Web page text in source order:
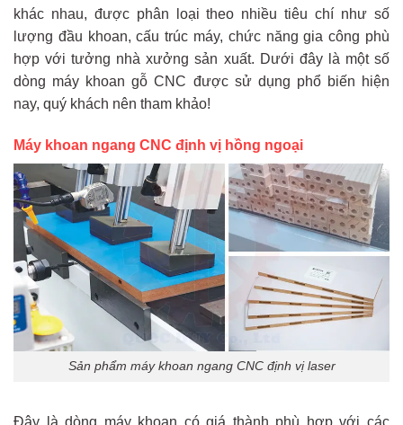
khác nhau, được phân loại theo nhiều tiêu chí như số
lượng đầu khoan, cấu trúc máy, chức năng gia công phù
hợp với tưởng nhà xưởng sản xuất. Dưới đây là một số
dòng máy khoan gỗ CNC được sử dụng phổ biến hiện
nay, quý khách nên tham khảo!
Máy khoan ngang CNC định vị hồng ngoại
Sản phẩm máy khoan ngang CNC định vị laser